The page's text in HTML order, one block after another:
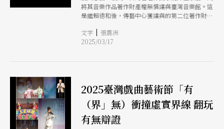
將其音樂作品著作財產權無償讓與臺灣音樂館。這
是繼賴德和後，傳藝中心獲讓與的第二位著作財產
碑。
文字 | 張震洲
2025/03/17
2025臺灣戲曲藝術節「有
（界」無）衝撞虛實界線 翻玩
有無辯證